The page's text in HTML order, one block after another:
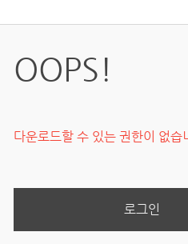
OOPS!
다운로드할 수 있는 권한이 없습
로그인